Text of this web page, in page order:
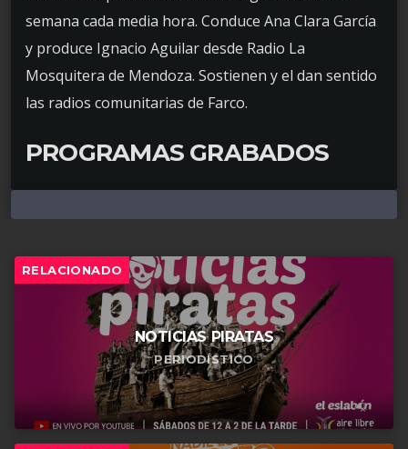
semana cada media hora. Conduce Ana Clara García
y produce Ignacio Aguilar desde Radio La
Mosquitera de Mendoza. Sostienen y el dan sentido
las radios comunitarias de Farco.
PROGRAMAS GRABADOS
RELACIONADO
NOTICIAS PIRATAS
PERIODÍSTICO